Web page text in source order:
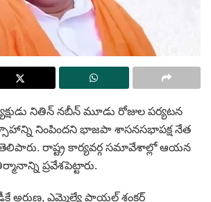
నితిన్ నబీన్ మూడు రోజుల పర్యటన
నింపిందని భాజపా శాసనసభాపక్ష నేత
రాష్ట్ర కార్యవర్గ సమావేశాల్లో ఆయన
ప్రవేశపెట్టారు.
అరుణ, ఎమ్మెల్యే పాయల్ శంకర్